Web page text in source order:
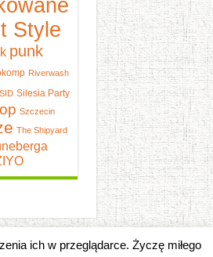
Style
punk
Riverwash
SID Silesia Party
Szczecin
The Shipyard
ich w przeglądarce. Życzę miłego